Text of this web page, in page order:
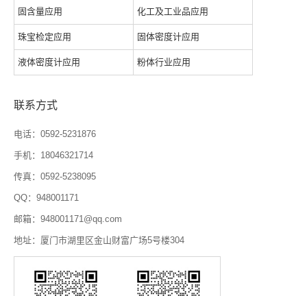
固含量应用 化工及工业品应用
珠宝检定应用 固体密度计应用
液体密度计应用 粉体行业应用
联系方式
电话：0592-5231876
手机：18046321714
传真：0592-5238095
QQ：948001171
邮箱：948001171@qq.com
地址：厦门市湖里区金山财富广场5号楼304